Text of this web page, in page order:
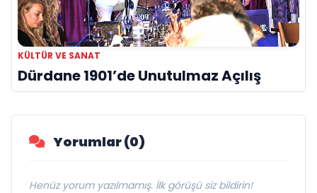
KÜLTÜR VE SANAT
Dürdane 1901’de Unutulmaz Açılış
Yorumlar (0)
Henüz yorum yazılmamış. İlk görüşü siz bildirin!